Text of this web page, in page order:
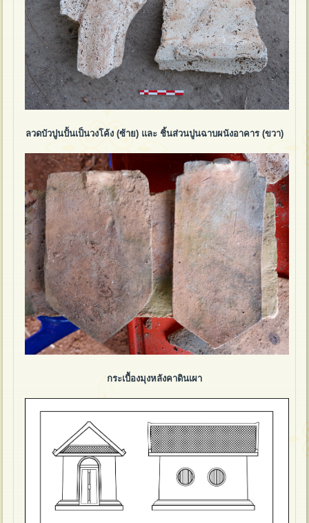
ลวดบัวปูนปั้นเป็นวงโค้ง (ซ้าย) และ ชิ้นส่วนปูนฉาบผนังอาคาร (ขวา)
กระเบื้องมุงหลังคาดินเผา